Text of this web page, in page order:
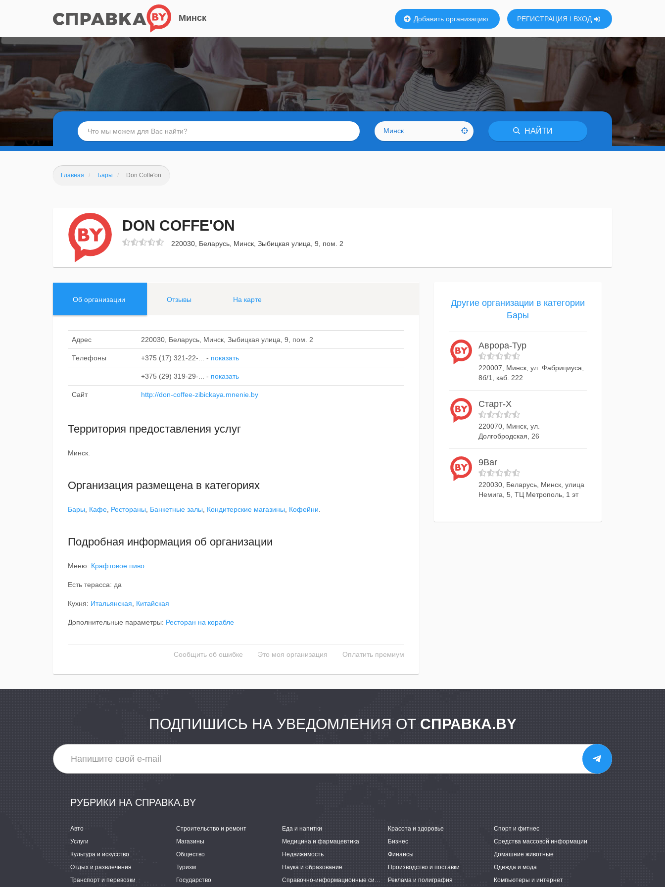
Минск Добавить организацию РЕГИСТРАЦИЯ ВХОД
Минск НАЙТИ
Главная Бары Don Coffe'on
DON COFFE'ON
220030, Беларусь, Минск, Зыбицкая улица, 9, пом. 2
Об организации Отзывы На карте
Адрес 220030, Беларусь, Минск, Зыбицкая улица, 9, пом. 2
Телефоны +375 (17) 321-22-... - показать
+375 (29) 319-29-... - показать
Сайт http://don-coffee-zibickaya.mnenie.by
Территория предоставления услуг
Минск.
Организация размещена в категориях
Бары Кафе Рестораны Банкетные залы Кондитерские магазины Кофейни
Подробная информация об организации
Меню: Крафтовое пиво
Есть терасса: да
Кухня: Итальянская Китайская
Дополнительные параметры: Ресторан на корабле
Сообщить об ошибке Это моя организация Оплатить премиум
Другие организации в категории
Бары
Аврора-Тур
220007, Минск, ул. Фабрициуса,
8б/1, каб. 222
Старт-Х
220070, Минск, ул.
Долгобродская, 26
9Bar
220030, Беларусь, Минск, улица
Немига, 5, ТЦ Метрополь, 1 эт
ПОДПИШИСЬ НА УВЕДОМЛЕНИЯ ОТ СПРАВКА.BY
РУБРИКИ НА СПРАВКА.BY
Авто Строительство и ремонт Еда и напитки Красота и здоровье
Спорт и фитнес
Услуги
Магазины Медицина и фармацевтика Бизнес
Средства массовой информации
Культура и искусство
Общество Недвижимость Финансы
Домашние животные
Отдых и развлечения
Туризм Наука и образование Производство и поставки
Одежда и мода
Транспорт и перевозки
Государство Справочно-информационные системы Реклама и полиграфия Компьютеры и интернет